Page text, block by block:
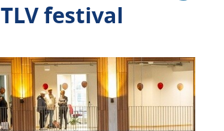
festival